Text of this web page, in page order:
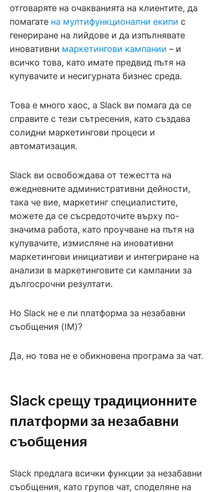
отговаряте на очакванията на клиентите, да
помагате на мултифункционални екипи с
генериране на лийдове и да изпълнявате
иновативни маркетингови кампании – и
всичко това, като имате предвид пътя на
купувачите и несигурната бизнес среда.
Това е много хаос, а Slack ви помага да се
справите с тези сътресения, като създава
солидни маркетингови процеси и
автоматизация.
Slack ви освобождава от тежестта на
ежедневните административни дейности,
така че вие, маркетинг специалистите,
можете да се съсредоточите върху по-
значима работа, като проучване на пътя на
купувачите, измисляне на иновативни
маркетингови инициативи и интегриране на
анализи в маркетинговите си кампании за
дългосрочни резултати.
Но Slack не е ли платформа за незабавни
съобщения (IM)?
Да, но това не е обикновена програма за чат.
Slack срещу традиционните
платформи за незабавни
съобщения
Slack предлага всички функции за незабавни
съобщения, като групов чат, споделяне на